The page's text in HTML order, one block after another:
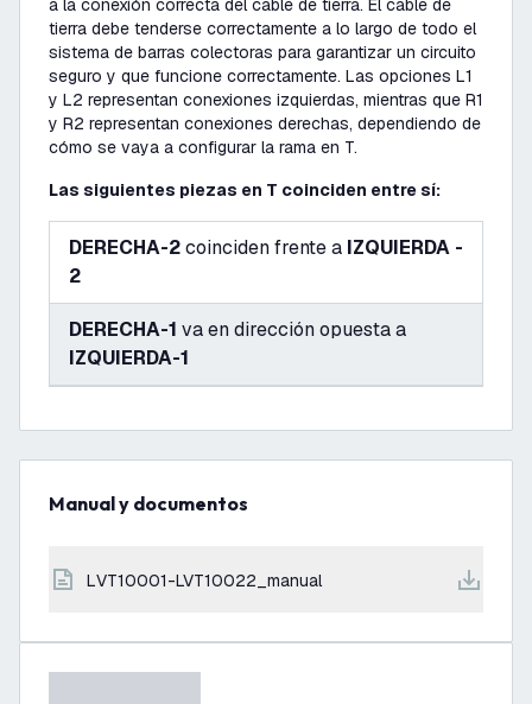
a la conexión correcta del cable de tierra. El cable de
tierra debe tenderse correctamente a lo largo de todo el
sistema de barras colectoras para garantizar un circuito
seguro y que funcione correctamente. Las opciones L1
y L2 representan conexiones izquierdas, mientras que R1
y R2 representan conexiones derechas, dependiendo de
cómo se vaya a configurar la rama en T.
Las siguientes piezas en T coinciden entre sí:
DERECHA-2coinciden frente a IZQUIERDA -
2
DERECHA-1 va en dirección opuesta a
IZQUIERDA-1
Manual y documentos
LVT10001-LVT10022_manual